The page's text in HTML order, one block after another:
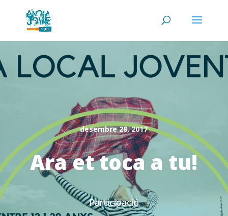
desembre 28, 2017
Ara et toca a tu!
Participació